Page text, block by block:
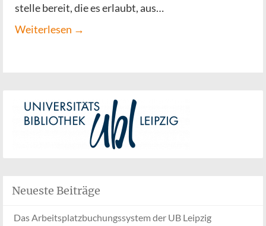
stel­le bereit, die es erlaubt, aus…
Wei­ter­le­sen →
Neueste Beiträge
Das Arbeitsplatzbuchungssystem der UB Leipzig